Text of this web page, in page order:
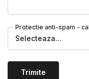
Protectie anti-spam -
Selecteaza...
Trimite